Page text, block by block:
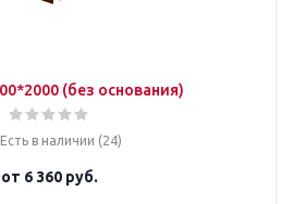
Кровать 1200*2000 (без основания)
Есть в наличии (24)
от 6 360 руб.